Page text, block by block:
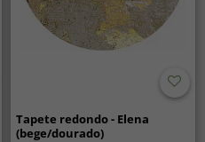
Tapete redondo - Elena
(bege/dourado)